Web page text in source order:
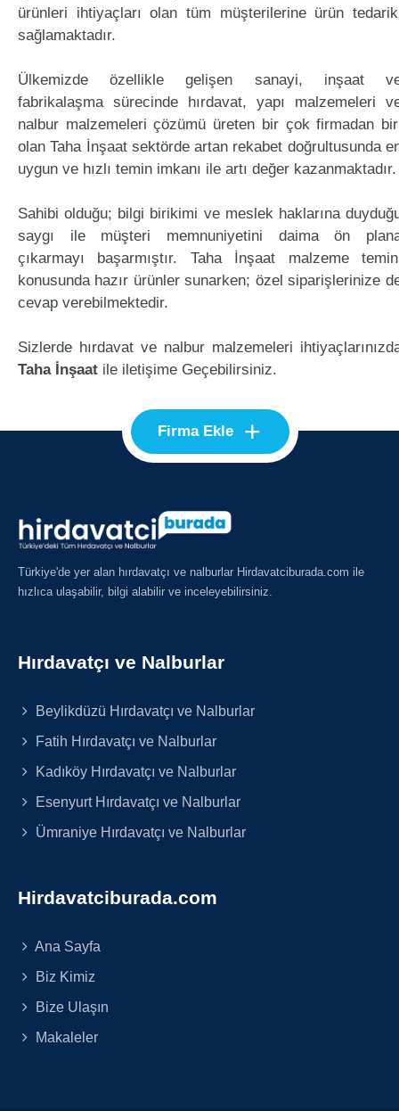
ürünleri ihtiyaçları olan tüm müşterilerine ürün
sağlamaktadır.
Ülkemizde özellikle gelişen sanayi, inşaat
fabrikalaşma sürecinde hırdavat, yapı malzemeleri
nalbur malzemeleri çözümü üreten bir çok firmadan
olan Taha İnşaat sektörde artan rekabet doğrultusunda
uygun ve hızlı temin imkanı ile artı değer kazanmaktadır.
Sahibi olduğu; bilgi birikimi ve meslek haklarına
saygı ile müşteri memnuniyetini daima ön
çıkarmayı başarmıştır. Taha İnşaat malzeme
konusunda hazır ürünler sunarken; özel siparişlerinize
cevap verebilmektedir.
Sizlerde hırdavat ve nalbur malzemeleri
Taha İnşaat ile iletişime Geçebilirsiniz.
Firma Ekle +
Türkiye'de yer alan hırdavatçı ve nalburlar Hirdavatciburada.com ile
hızlıca ulaşabilir, bilgi alabilir ve inceleyebilirsiniz.
Hırdavatçı ve Nalburlar
Beylikdüzü Hırdavatçı ve Nalburlar
Fatih Hırdavatçı ve Nalburlar
Kadıköy Hırdavatçı ve Nalburlar
Esenyurt Hırdavatçı ve Nalburlar
Ümraniye Hırdavatçı ve Nalburlar
Hirdavatciburada.com
Ana Sayfa
Biz Kimiz
Bize Ulaşın
Makaleler